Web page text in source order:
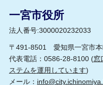
一宮市役所
法人番号:3000020232033
〒491-8501 愛知県一宮市
代表電話：0586-28-8100 (窓
ステムを運用しています)
メール：